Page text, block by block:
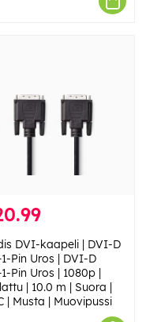
DVI-kaapeli | DVI-D
Pin Uros | DVI-D
Pin Uros | 1080p |
| 10.0 m | Suora |
| Musta | Muovipussi